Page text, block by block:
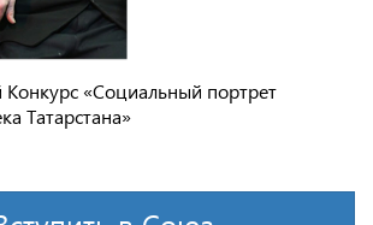
Конкурс «Социальный портрет
Татарстана»